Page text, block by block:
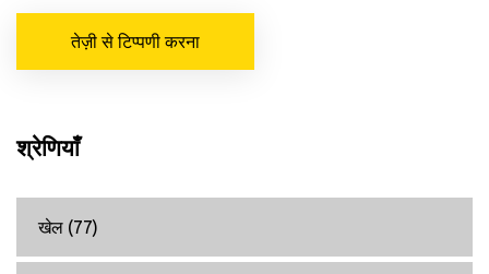
तेज़ी से टिप्पणी करना
श्रेणियाँ
खेल (77)